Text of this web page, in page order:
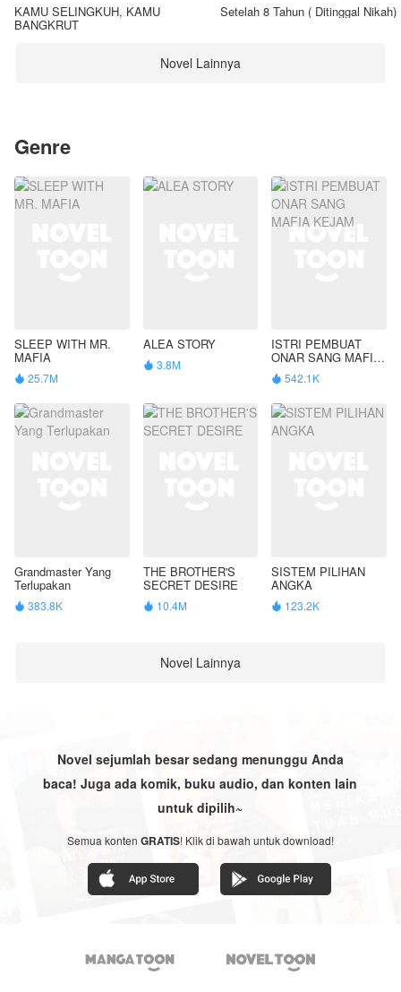
KAMU SELINGKUH, KAMU
BANGKRUT
Setelah 8 Tahun ( Ditinggal Nikah)
Novel Lainnya
Genre
SLEEP WITH MR.
MAFIA
 25.7M
ALEA STORY
 3.8M
ISTRI PEMBUAT
ONAR SANG MAFIA
KEJAM
 542.1K
Grandmaster Yang
Terlupakan
 383.8K
THE BROTHER'S
SECRET DESIRE
 10.4M
SISTEM PILIHAN
ANGKA
 123.2K
Novel Lainnya
Novel sejumlah besar sedang menunggu Anda
baca! Juga ada komik, buku audio, dan konten lain
untuk dipilih~
Semua konten GRATIS! Klik di bawah untuk download!
 